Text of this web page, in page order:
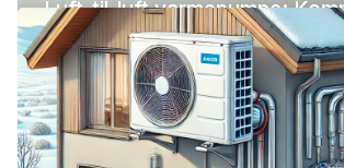
Luft-til-luft varmepumpe:
(pris, fordeler og ulemper)